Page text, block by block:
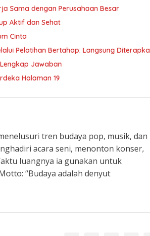
Sama dengan Perusahaan Besar
Aktif dan Sehat
Cinta
Pelatihan Bertahap: Langsung
Lengkap Jawaban
Halaman 19
tren budaya pop, musik, dan
acara seni, menonton konser,
luangnya ia gunakan untuk
“Budaya adalah denyut